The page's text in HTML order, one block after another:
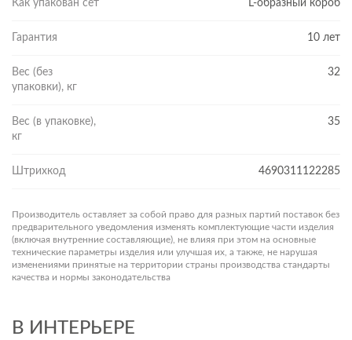
Как упакован сет L-образный короб
Гарантия 10 лет
Вес (без
упаковки), кг
32
Вес (в упаковке),
кг
35
Штрихкод 4690311122285
Производитель оставляет за собой право для разных партий поставок без
предварительного уведомления изменять комплектующие части изделия
(включая внутренние составляющие), не влияя при этом на основные
технические параметры изделия или улучшая их, а также, не нарушая
изменениями принятые на территории страны производства стандарты
качества и нормы законодательства
В ИНТЕРЬЕРЕ